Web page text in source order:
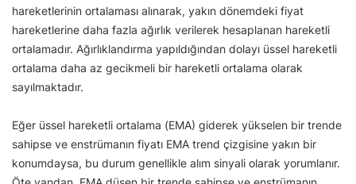
hareketlerinin ortalaması alınarak, yakın dönemdeki fiyat
hareketlerine daha fazla ağırlık verilerek hesaplanan hareketli
ortalamadır. Ağırlıklandırma yapıldığından dolayı üssel hareketli
ortalama daha az gecikmeli bir hareketli ortalama olarak
sayılmaktadır.
Eğer üssel hareketli ortalama (EMA) giderek yükselen bir trende
sahipse ve enstrümanın fiyatı EMA trend çizgisine yakın bir
konumdaysa, bu durum genellikle alım sinyali olarak yorumlanır.